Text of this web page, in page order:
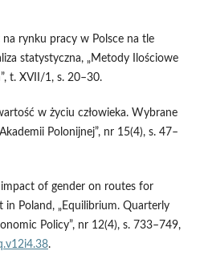
rynku pracy w Polsce na tle
statystyczna, „Metody Ilościowe
t. XVII/1, s. 20–30.
w życiu człowieka. Wybrane
Polonijnej”, nr 15(4), s. 47–
impact of gender on routes for
Poland, „Equilibrium. Quarterly
Policy”, nr 12(4), s. 733–749,
.